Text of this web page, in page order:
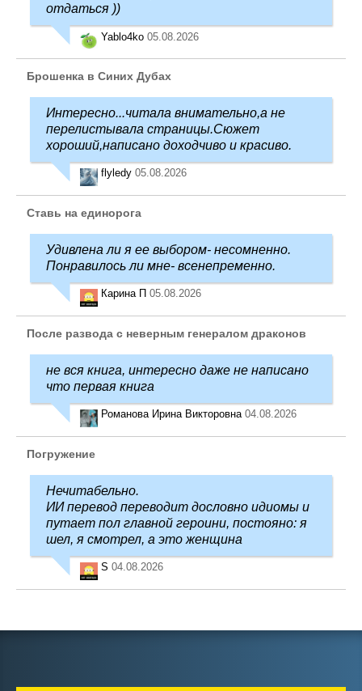
отдаться ))
Yablo4ko 05.08.2026
Брошенка в Синих Дубах
Интересно...читала внимательно,а не
перелистывала страницы.Сюжет
хороший,написано доходчиво и красиво.
flyledy 05.08.2026
Ставь на единорога
Удивлена ли я ее выбором- несомненно.
Понравилось ли мне- всенепременно.
Карина П 05.08.2026
После развода с неверным генералом драконов
не вся книга, интересно даже не написано
что первая книга
Романова Ирина Викторовна 04.08.2026
Погружение
Нечитабельно.
ИИ перевод переводит дословно идиомы и
путает пол главной героини, постояно: я
шел, я смотрел, а это женщина
S 04.08.2026